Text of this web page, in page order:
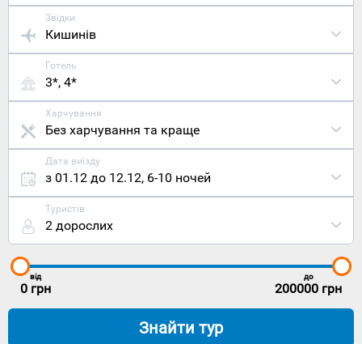
Звідки
Кишинів
Готель
3*, 4*
Харчування
Без харчування та краще
Дата виїзду
з 01.12 до 12.12, 6-10 ночей
Туристів
2 дорослих
від
0 грн
до
200000 грн
Знайти тур